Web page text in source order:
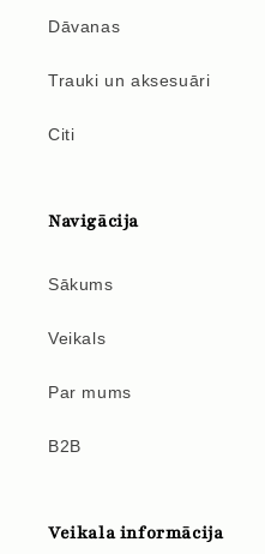
Dāvanas
Trauki un aksesuāri
Citi
Navigācija
Sākums
Veikals
Par mums
B2B
Veikala informācija